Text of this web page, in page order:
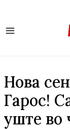
Нова
Гарос!
уште во